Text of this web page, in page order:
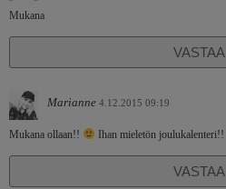
Mukana
VASTAA
Marianne 4.12.2015 09:19
Mukana ollaan!! Ihan mieletön joulukalenteri!!
VASTAA